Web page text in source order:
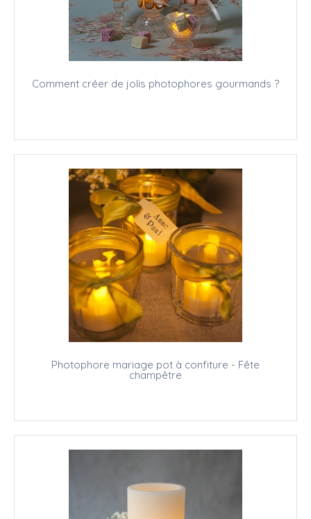
Comment créer de jolis photophores gourmands ?
Photophore mariage pot à confiture - Fête
champêtre